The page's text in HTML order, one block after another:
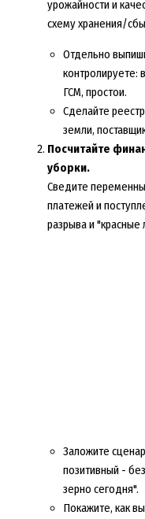
урожайности и
схему хранения/
Отдельно
контролируете:
ГСМ, простои.
Сделайте
земли,
Посчитайте
уборки.
Сведите
платежей и
разрыва и "красные
Заложите
позитивный -
зерно сегодня".
Покажите, как